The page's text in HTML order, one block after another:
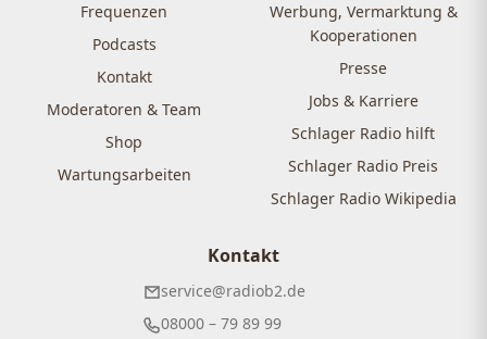
Frequenzen
Podcasts
Kontakt
Moderatoren & Team
Shop
Wartungsarbeiten
Werbung, Vermarktung &
Kooperationen
Presse
Jobs & Karriere
Schlager Radio hilft
Schlager Radio Preis
Schlager Radio Wikipedia
Kontakt
service@radiob2.de
08000 – 79 89 99